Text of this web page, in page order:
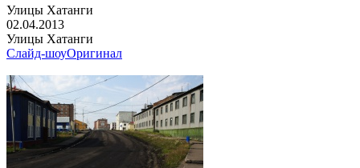
Улицы Хатанги
02.04.2013
Улицы Хатанги
Слайд-шоуОригинал